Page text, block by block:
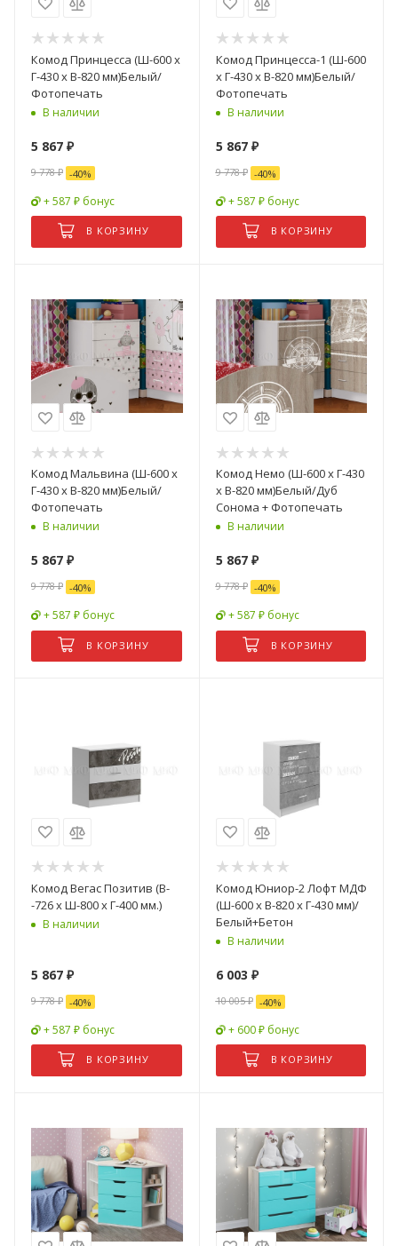
Комод Принцесса (Ш-600 x
Г-430 х В-820 мм)Белый/
Фотопечать
В наличии
5 867 ₽
9 778₽ -40%
+ 587 ₽ бонус
В КОРЗИНУ
Комод Принцесса-1 (Ш-600
x Г-430 х В-820 мм)Белый/
Фотопечать
В наличии
5 867₽
9 778₽ -40%
+ 587 ₽ бонус
В КОРЗИНУ
Комод Мальвина (Ш-600 x
Г-430 х В-820 мм)Белый/
Фотопечать
В наличии
5 867 ₽
9 778₽ -40%
+ 587 ₽ бонус
В КОРЗИНУ
Комод Немо (Ш-600 x Г-430
х В-820 мм)Белый/Дуб
Сонома + Фотопечать
В наличии
5 867₽
9 778₽ -40%
+ 587 ₽ бонус
В КОРЗИНУ
Комод Вегаc Позитив (В-
-726 х Ш-800 х Г-400 мм.)
В наличии
5 867 ₽
9 778₽ -40%
+ 587 ₽ бонус
В КОРЗИНУ
Комод Юниор-2 Лофт МДФ
(Ш-600 х В-820 х Г-430 мм)/
Белый+Бетон
В наличии
6 003 ₽
10 005₽ -40%
+ 600 ₽ бонус
В КОРЗИНУ